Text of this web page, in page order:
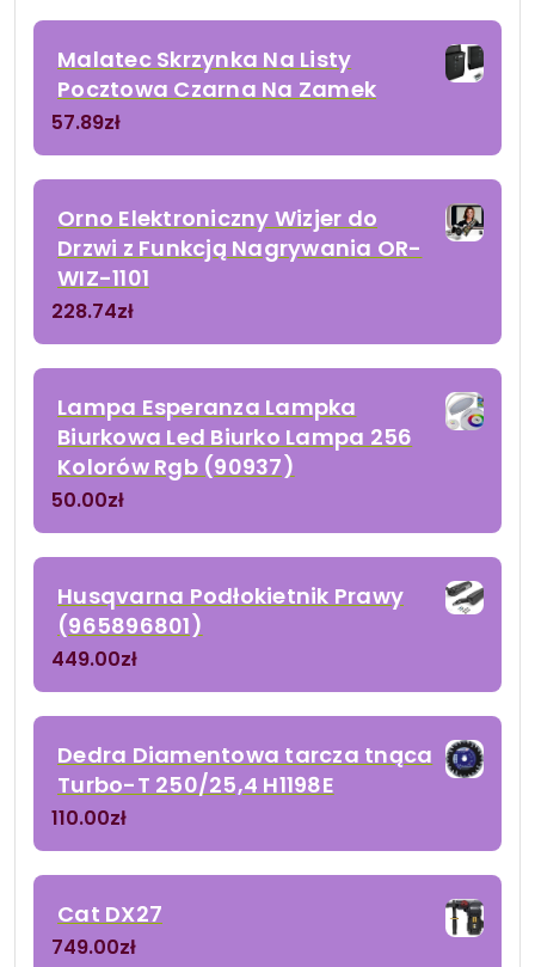
Malatec Skrzynka Na Listy
Pocztowa Czarna Na Zamek
57.89zł
Orno Elektroniczny Wizjer do
Drzwi z Funkcją Nagrywania OR-
WIZ-1101
228.74zł
Lampa Esperanza Lampka
Biurkowa Led Biurko Lampa 256
Kolorów Rgb (90937)
50.00zł
Husqvarna Podłokietnik Prawy
(965896801)
449.00zł
Dedra Diamentowa tarcza tnąca
Turbo-T 250/25,4 H1198E
110.00zł
Cat DX27
749.00zł